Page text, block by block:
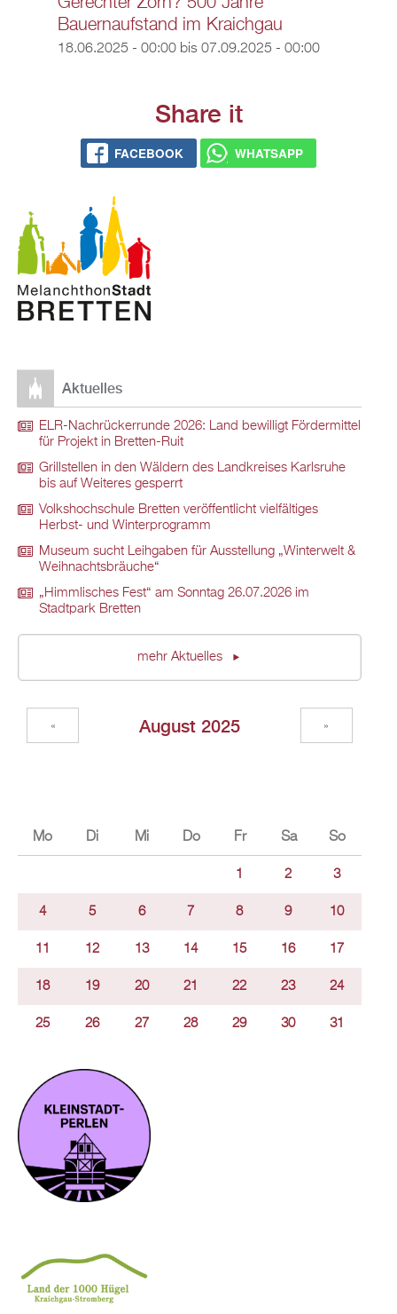
Bauernaufstand im Kraichgau
18.06.2025 - 00:00bis 07.09.2025 - 00:00
Share it
FACEBOOK WHATSAPP
Aktuelles
ELR-Nachrückerrunde 2026: Land bewilligt Fördermittel
für Projekt in Bretten-Ruit
Grillstellen in den Wäldern des Landkreises Karlsruhe
bis auf Weiteres gesperrt
Volkshochschule Bretten veröffentlicht vielfältiges
Herbst- und Winterprogramm
Museum sucht Leihgaben für Ausstellung „Winterwelt &
Weihnachtsbräuche“
„Himmlisches Fest“ am Sonntag 26.07.2026 im
Stadtpark Bretten
mehr Aktuelles
August 2025
« »
Mo Di Mi Do Fr Sa So
1 2 3
4 5 6 7 8 9 10
11 12 13 14 15 16 17
18 19 20 21 22 23 24
25 26 27 28 29 30 31